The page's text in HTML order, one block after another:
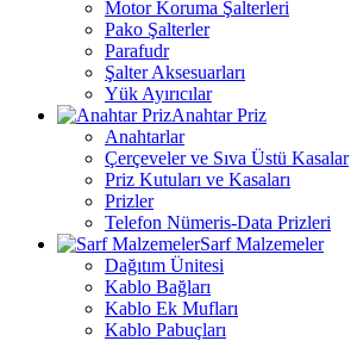
Motor Koruma Şalterleri
Pako Şalterler
Parafudr
Şalter Aksesuarları
Yük Ayırıcılar
Anahtar Priz
Anahtarlar
Çerçeveler ve Sıva Üstü Kasalar
Priz Kutuları ve Kasaları
Prizler
Telefon Nümeris-Data Prizleri
Sarf Malzemeler
Dağıtım Ünitesi
Kablo Bağları
Kablo Ek Mufları
Kablo Pabuçları